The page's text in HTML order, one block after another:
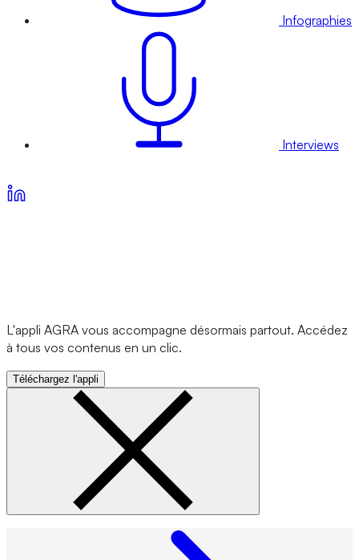
Infographies
Interviews
L'appli AGRA vous accompagne désormais partout. Accédez
à tous vos contenus en un clic.
Téléchargez l'appli